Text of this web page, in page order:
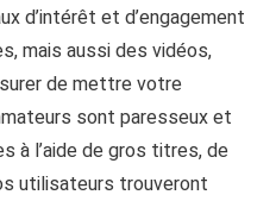
d’intérêt et d’engagement
,mais aussi des vidéos,
de mettre votre
sont paresseux et
à l’aide de gros titres, de
utilisateurs trouveront